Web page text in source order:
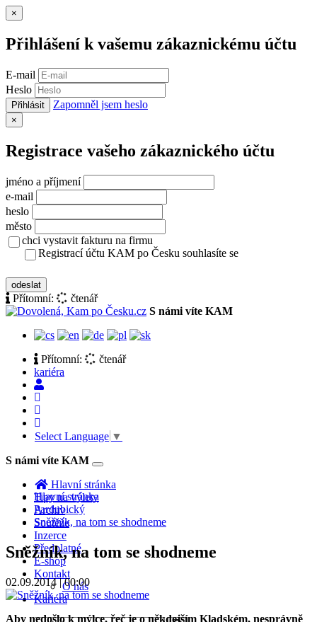
×
Přihlášení k vašemu zákaznickému účtu
E-mail
Heslo
Přihlásit Zapomněl jsem heslo
×
Registrace vašeho zákaznického účtu
jméno a příjmení
e-mail
heslo
město
chci vystavit fakturu na firmu
Registrací účtu KAM po Česku souhlasíte se
odeslat
Přítomní:
čtenář
S námi víte KAM
Přítomní:
čtenář
kariéra
Select Language ▼
S námi víte KAM
Toggle
navigation
Hlavní stránka
Tipy na výlety
Archiv
Soutěže
Inzerce
Předplatné
E-shop
Kontakt
O nás
Kariéra
Hlavní stránka
Pardubický
Sněžník, na tom se shodneme
Sněžník, na tom se shodneme
02.09.2014 | 00:00
Aby nedošlo k mýlce, řeč je o někdejším Kladském, nesprávně